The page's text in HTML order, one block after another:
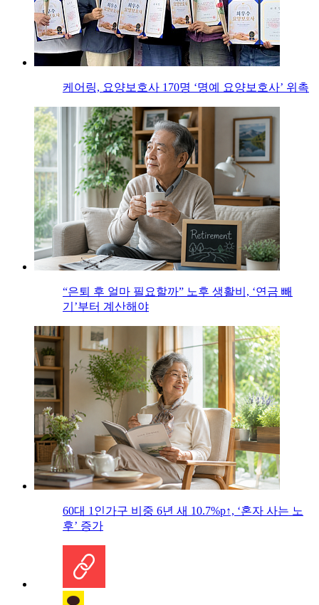
케어링, 요양보호사 170명 ‘명예 요양보호사’ 위촉
“은퇴 후 얼마 필요할까” 노후 생활비, ‘연금 빼
기’부터 계산해야
60대 1인가구 비중 6년 새 10.7%p↑, ‘혼자 사는 노
후’ 증가